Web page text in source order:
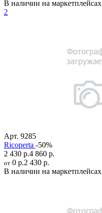
В наличии на маркетплейсах
2
Арт. 9285
Ricoperta -50%
2 430 р.4 860 р.
от 0 р.2 430 р.
В наличии на маркетплейсах